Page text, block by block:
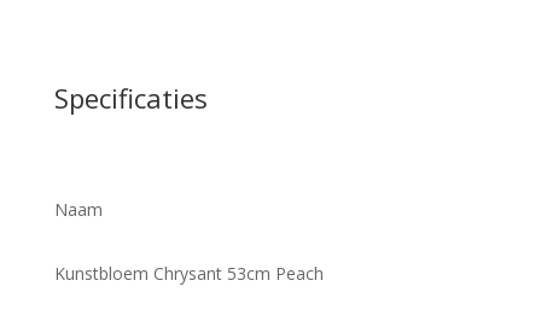
Specificaties
Naam
Kunstbloem Chrysant 53cm Peach